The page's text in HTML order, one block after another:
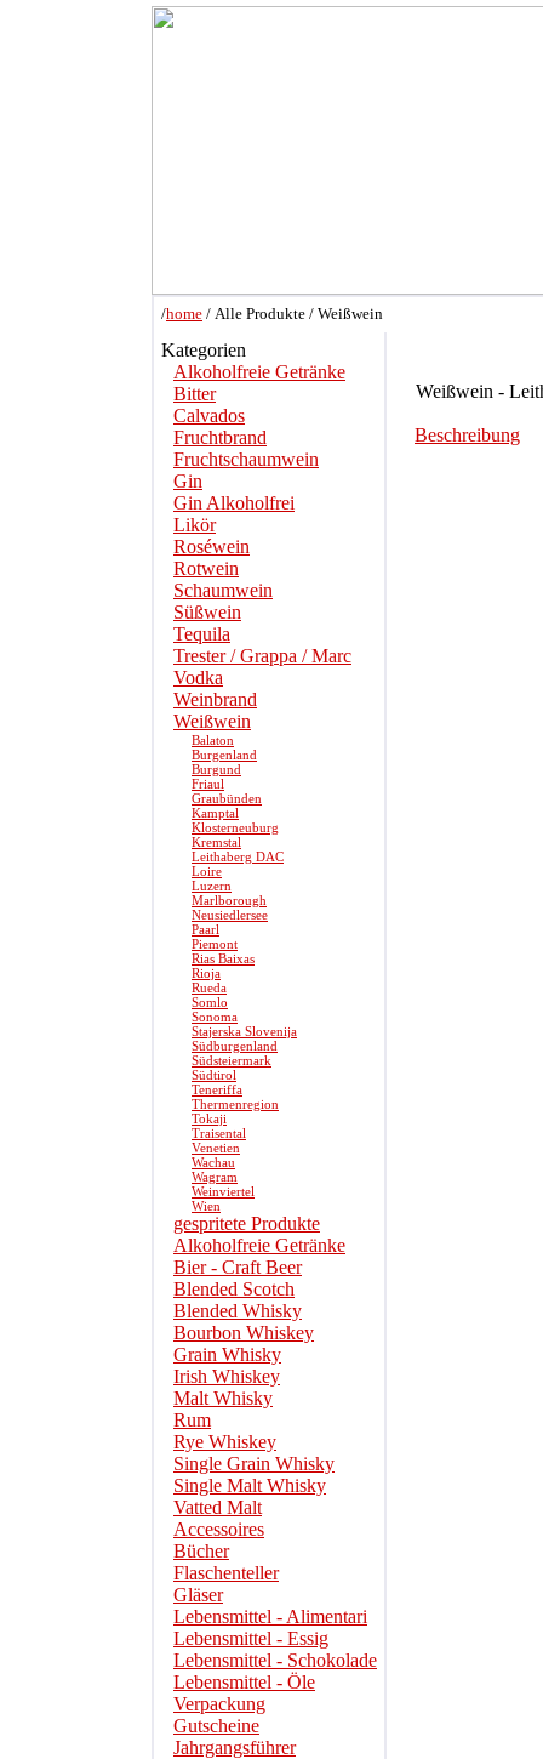
/home / Alle Produkte / Weißwein
Kategorien
Alkoholfreie Getränke
Bitter
Calvados
Fruchtbrand
Fruchtschaumwein
Gin
Gin Alkoholfrei
Likör
Roséwein
Rotwein
Schaumwein
Süßwein
Tequila
Trester / Grappa / Marc
Vodka
Weinbrand
Weißwein
Balaton
Burgenland
Burgund
Friaul
Graubünden
Kamptal
Klosterneuburg
Kremstal
Leithaberg DAC
Loire
Luzern
Marlborough
Neusiedlersee
Paarl
Piemont
Rias Baixas
Rioja
Rueda
Somlo
Sonoma
Stajerska Slovenija
Südburgenland
Südsteiermark
Südtirol
Teneriffa
Thermenregion
Tokaji
Traisental
Venetien
Wachau
Wagram
Weinviertel
Wien
gespritete Produkte
Alkoholfreie Getränke
Bier - Craft Beer
Blended Scotch
Blended Whisky
Bourbon Whiskey
Grain Whisky
Irish Whiskey
Malt Whisky
Rum
Rye Whiskey
Single Grain Whisky
Single Malt Whisky
Vatted Malt
Accessoires
Bücher
Flaschenteller
Gläser
Lebensmittel - Alimentari
Lebensmittel - Essig
Lebensmittel - Schokolade
Lebensmittel - Öle
Verpackung
Gutscheine
Jahrgangsführer
Weißwein -
Beschreibung